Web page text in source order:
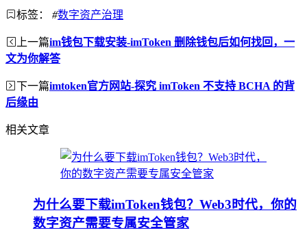
标签： #数字资产治理
上一篇im钱包下载安装-imToken 删除钱包后如何找回，一
文为你解答
下一篇imtoken官方网站-探究 imToken 不支持 BCHA 的背
后缘由
相关文章
为什么要下载imToken钱包？Web3时代，你的
数字资产需要专属安全管家